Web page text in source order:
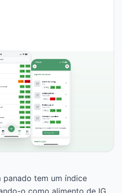
panado tem um índice
o como alimento de IG